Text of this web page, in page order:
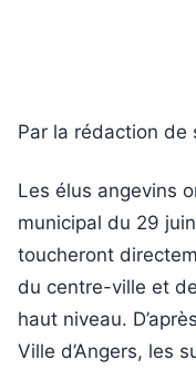
Par la rédaction de
Les élus angevins
municipal du 29
toucheront
du centre-ville et
haut niveau.
Ville d’Angers, les